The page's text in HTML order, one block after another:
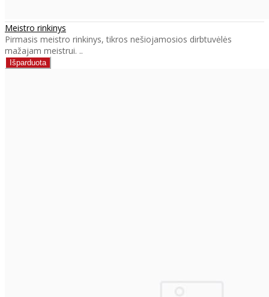
Meistro rinkinys
Pirmasis meistro rinkinys, tikros nešiojamosios dirbtuvėlės
mažajam meistrui. ..